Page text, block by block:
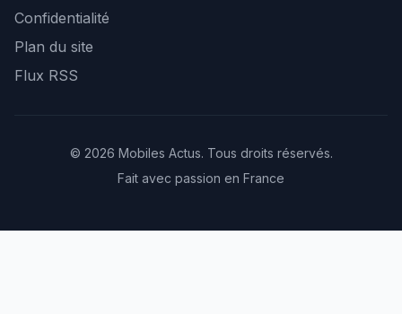
Confidentialité
Plan du site
Flux RSS
© 2026 Mobiles Actus. Tous droits réservés.
Fait avec passion en France